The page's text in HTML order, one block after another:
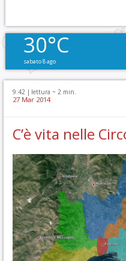
30°C
sabato 8 ago
9:42 | lettura ~ 2 min.
27 Mar 2014
C’è vita nelle